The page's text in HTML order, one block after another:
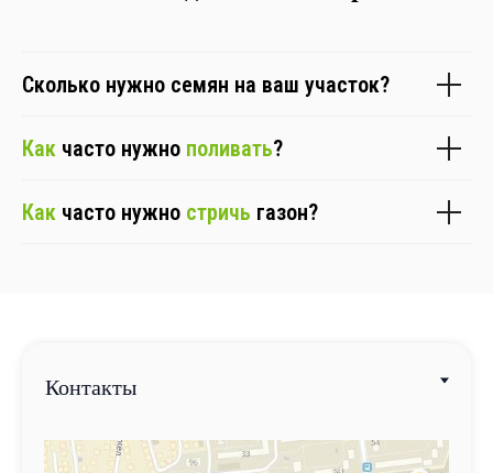
Сколько нужно семян на ваш участок?
Как часто нужно поливать?
Как часто нужно стричь газон?